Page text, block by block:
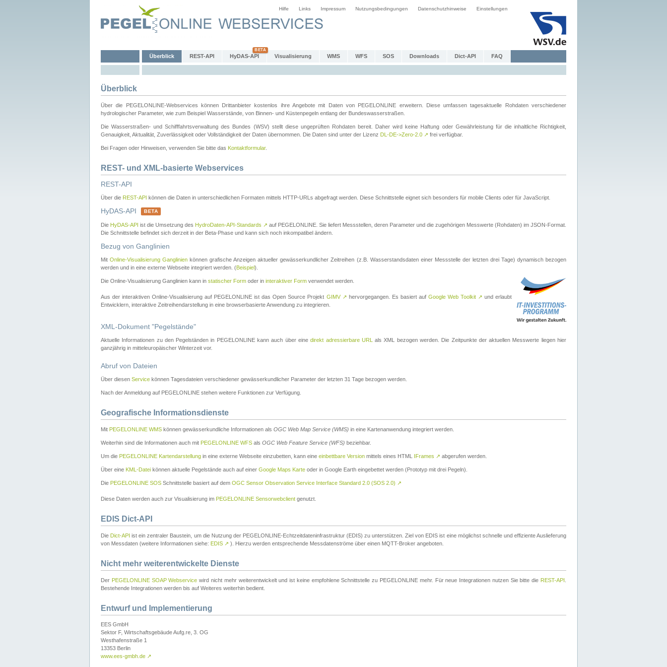
Hilfe Links Impressum Nutzungsbedingungen Datenschutzhinweise Einstellungen
Überblick REST-API HyDAS-API Visualisierung WMS WFS SOS Downloads Dict-API FAQ
Überblick
Über die PEGELONLINE-Webservices können Drittanbieter kostenlos ihre Angebote mit Daten von PEGELONLINE erweitern. Diese umfassen tagesaktuelle Rohdaten verschiedener
hydrologischer Parameter, wie zum Beispiel Wasserstände, von Binnen- und Küstenpegeln entlang der Bundeswasserstraßen.
Die Wasserstraßen- und Schifffahrtsverwaltung des Bundes (WSV) stellt diese ungeprüften Rohdaten bereit. Daher wird keine Haftung oder Gewährleistung für die inhaltliche Richtigkeit,
Genauigkeit, Aktualität, Zuverlässigkeit oder Vollständigkeit der Daten übernommen. Die Daten sind unter der Lizenz DL-DE->Zero-2.0 ↗ frei verfügbar.
Bei Fragen oder Hinweisen, verwenden Sie bitte das Kontaktformular.
REST- und XML-basierte Webservices
REST-API
Über die REST-API können die Daten in unterschiedlichen Formaten mittels HTTP-URLs abgefragt werden. Diese Schnittstelle eignet sich besonders für mobile Clients oder für JavaScript.
HyDAS-API BETA
Die HyDAS-API ist die Umsetzung des HydroDaten-API-Standards ↗ auf PEGELONLINE. Sie liefert Messstellen, deren Parameter und die zugehörigen Messwerte (Rohdaten) im JSON-Format.
Die Schnittstelle befindet sich derzeit in der Beta-Phase und kann sich noch inkompatibel ändern.
Bezug von Ganglinien
MitOnline-Visualisierung Ganglinien können grafische Anzeigen aktueller gewässerkundlicher Zeitreihen (z.B. Wasserstandsdaten einer Messstelle der letzten drei Tage) dynamisch bezogen
werden und in eine externe Webseite integriert werden. (Beispiel).
Die Online-Visualisierung Ganglinien kann in statischer Form oder in interaktiver Form verwendet werden.
Aus der interaktiven Online-Visualisierung auf PEGELONLINE ist das Open Source Projekt GIMV ↗ hervorgegangen. Es basiert auf Google Web Toolkit ↗ und erlaubt
Entwicklern, interaktive Zeitreihendarstellung in eine browserbasierte Anwendung zu integrieren.
XML-Dokument "Pegelstände"
Aktuelle Informationen zu den Pegelständen in PEGELONLINE kann auch über einedirekt adressierbare URL
als XML bezogen werden. Die Zeitpunkte der aktuellen Messwerte liegen hier
ganzjährig in mitteleuropäischer Winterzeit vor.
Abruf von Dateien
Über diesen Service können Tagesdateien verschiedener gewässerkundlicher Parameter der letzten 31 Tage bezogen werden.
Nach der Anmeldung auf PEGELONLINE stehen weitere Funktionen zur Verfügung.
Geografische Informationsdienste
Mit PEGELONLINE WMS können gewässerkundliche Informationen als OGC Web Map Service (WMS) in eine Kartenanwendung integriert werden.
Weiterhin sind die Informationen auch mit PEGELONLINE WFS als OGC Web Feature Service (WFS) beziehbar.
Um die PEGELONLINE Kartendarstellung in eine externe Webseite einzubetten, kann eine einbettbare Version mittels eines HTML IFrames ↗ abgerufen werden.
Über eine KML-Datei können aktuelle Pegelstände auch auf einer Google Maps Karte oder in Google Earth eingebettet werden (Prototyp mit drei Pegeln).
Die PEGELONLINE SOS Schnittstelle basiert auf dem OGC Sensor Observation Service Interface Standard 2.0 (SOS 2.0) ↗
Diese Daten werden auch zur Visualisierung im PEGELONLINE Sensorwebclient genutzt.
EDIS Dict-API
Die Dict-API ist ein zentraler Baustein, um die Nutzung der PEGELONLINE-Echtzeitdateninfrastruktur (EDIS) zu unterstützen. Ziel von EDIS ist eine möglichst schnelle und effiziente Auslieferung
von Messdaten (weitere Informationen siehe: EDIS ↗ ). Hierzu werden entsprechende Messdatenströme über einen MQTT-Broker angeboten.
Nicht mehr weiterentwickelte Dienste
Der PEGELONLINE SOAP Webservice wird nicht mehr weiterentwickelt und ist keine empfohlene Schnittstelle zu PEGELONLINE mehr. Für neue Integrationen nutzen Sie bitte die REST-API
Bestehende Integrationen werden bis auf Weiteres weiterhin bedient.
Entwurf und Implementierung
EES GmbH
Sektor F, Wirtschaftsgebäude Aufg.re, 3. OG
Westhafenstraße 1
13353 Berlin
www.ees-gmbh.de ↗